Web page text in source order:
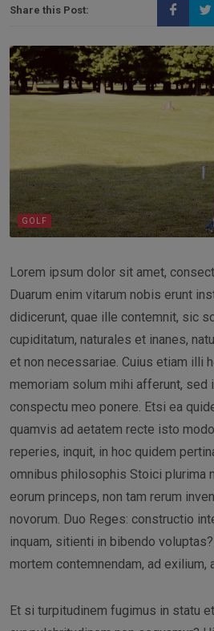
Share this Post:
GOLF
Lorem ipsum dolor sit amet,
Duarum enim vitarum nobis erunt
didicerunt, quae ille contemnit, sic
cupiditatum, naturales et inanes,
et non necessariae. Cuius etiam illi
memoriam solum mihi afferunt, sed
conspectu meo ponere. Etsi ea
quamvis ad aetatem recte isto
reperies, inquit, in hoc quidem
omnibus philosophis Stoici plurima
eorum princeps, non tam rerum
novorum. Duo Reges: constructio
inquam, sitienti in bibendo
mortem contemnendam, ad exilium,
Et si turpitudinem fugimus in statu